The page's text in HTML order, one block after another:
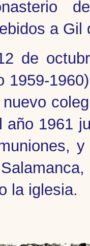
a
de
1959-
año 1961
la iglesia.